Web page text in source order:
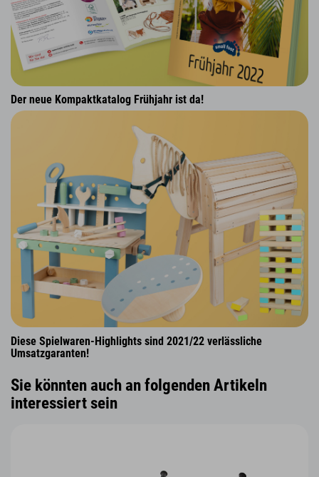
Der neue Kompaktkatalog Frühjahr ist da!
Diese Spielwaren-Highlights sind 2021/22 verlässliche
Umsatzgaranten!
Sie könnten auch an folgenden Artikeln
interessiert sein